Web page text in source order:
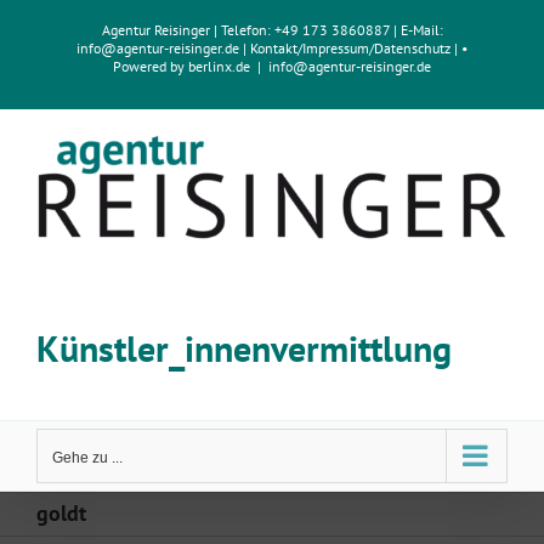
Agentur Reisinger| Telefon: +49 173 3860887 | E-Mail:
info@agentur-reisinger.de | Kontakt/Impressum/Datenschutz | •
Powered by berlinx.de | info@agentur-reisinger.de
Künstler_innenvermittlung
Gehe zu ...
goldt